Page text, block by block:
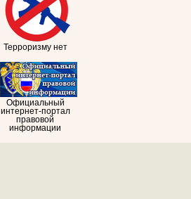
Терроризму нет
Официальный
интернет-портал
правовой
информации